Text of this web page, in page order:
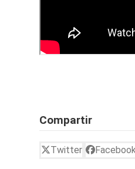
Compartir
Twitter